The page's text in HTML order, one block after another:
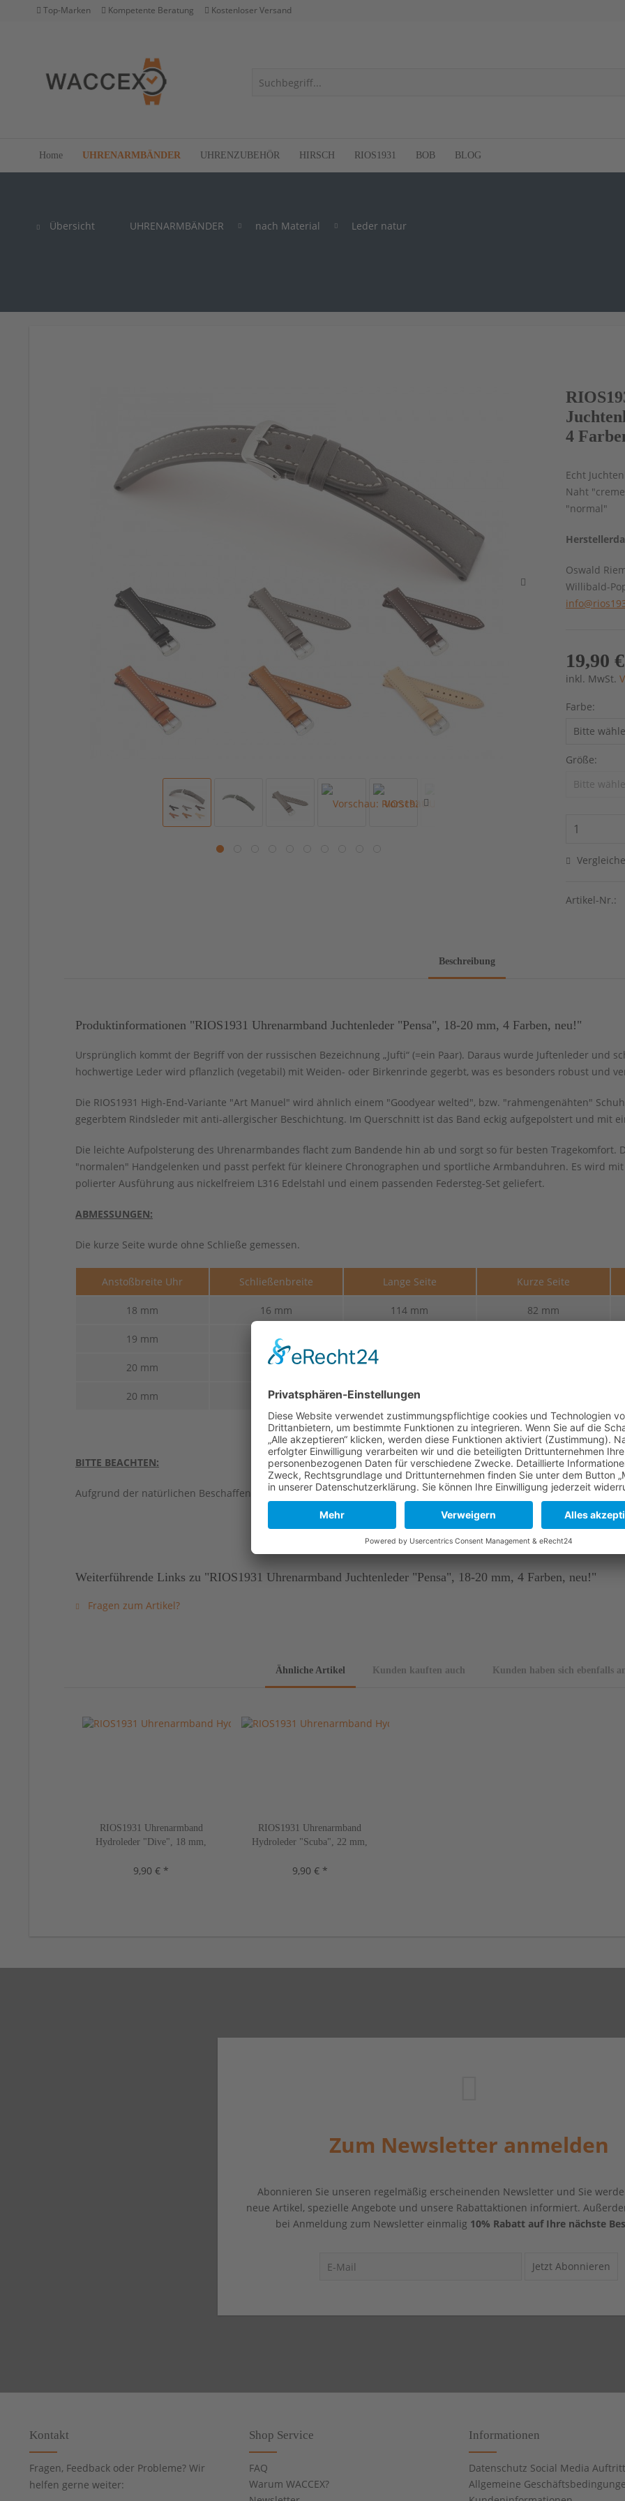
Top-Marken Kompetente Beratung Kostenloser Versand
Home UHRENARMBÄNDER UHRENZUBEHÖR HIRSCH RIOS1931 BOB BLOG
Übersicht UHRENARMBÄNDER nach Material Leder natur
4
Echt
Naht
"normal"
Oswald
Willibald-
19,90
inkl. MwSt.
Farbe:
Größe:
Artikel-Nr.:
Beschreibung
Produktinformationen "RIOS1931 Uhrenarmband Juchtenleder "Pensa", 18-20 mm, 4 Farben, neu!"
Ursprünglich kommt der Begriff von der russischen Bezeichnung „Jufti“ (=ein Paar). Daraus wurde Juftenleder und
hochwertige Leder wird pflanzlich (vegetabil) mit Weiden- oder Birkenrinde gegerbt, was es besonders robust und
Die RIOS1931 High-End-Variante "Art Manuel" wird ähnlich einem "Goodyear welted", bzw. "rahmengenähten"
gegerbtem Rindsleder mit anti-allergischer Beschichtung. Im Querschnitt ist das Band eckig aufgepolstert und mit
Die leichte Aufpolsterung des Uhrenarmbandes flacht zum Bandende hin ab und sorgt so für besten Tragekomfort.
"normalen" Handgelenken und passt perfekt für kleinere Chronographen und sportliche Armbanduhren. Es wird
polierter Ausführung aus nickelfreiem L316 Edelstahl und einem passenden Federsteg-Set geliefert.
ABMESSUNGEN:
Die kurze Seite wurde ohne Schließe gemessen.
Anstoßbreite Uhr Schließenbreite Lange Seite Kurze Seite
18 mm 16 mm 114 mm 82 mm
19 mm 16 mm
20 mm 16 mm
20 mm 18 mm 114 mm
BITTE BEACHTEN:
Aufgrund der natürlichen Beschaffenheit von Leder und des Gerbprozesses kann es zu kleinen Unterschieden in
Weiterführende Links zu "RIOS1931 Uhrenarmband Juchtenleder "Pensa", 18-20 mm, 4 Farben, neu!"
Fragen zum Artikel?
Ähnliche Artikel Kunden kauften auch Kunden haben sich ebenfalls
RIOS1931 Uhrenarmband
Hydroleder "Dive", 18 mm,
9,90 € *
RIOS1931 Uhrenarmband
Hydroleder "Scuba", 22 mm,
9,90 € *
Zum Newsletter anmelden
Abonnieren Sie unseren regelmäßig erscheinenden Newsletter und Sie
neue Artikel, spezielle Angebote und unsere Rabattaktionen informiert.
bei Anmeldung zum Newsletter einmalig 10% Rabatt auf Ihre nächste
Jetzt Abonnieren
Kontakt
Fragen, Feedback oder Probleme? Wir
helfen gerne weiter:
Shop Service
FAQ
Warum WACCEX?
Informationen
Datenschutz Social Media Auftritt
Allgemeine